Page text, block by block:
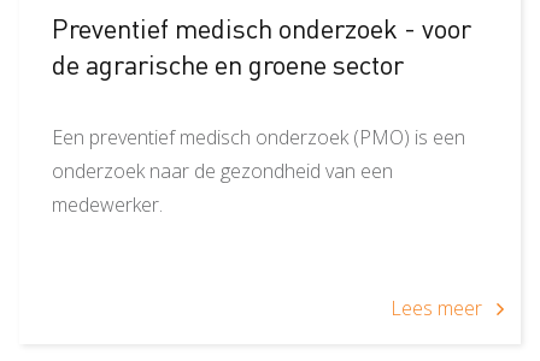
Preventief medisch onderzoek - voor
de agrarische en groene sector
Een preventief medisch onderzoek (PMO) is een
onderzoek naar de gezondheid van een
medewerker.
Lees meer